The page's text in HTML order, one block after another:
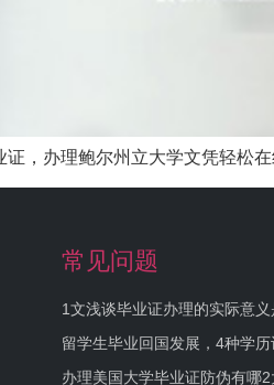
证，办理鲍尔州立大学文凭轻松
常见问题
1文浅谈毕业证办理的实际意义
留学生毕业回国发展，4种学
办理美国大学毕业证防伪有哪2